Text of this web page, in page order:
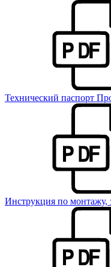
Технический паспорт
Инструкция по